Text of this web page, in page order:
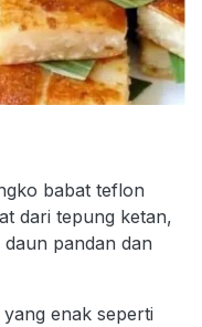
babat teflon
dari tepung ketan,
pandan dan
enak seperti